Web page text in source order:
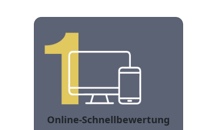
Online-Schnellbewertung